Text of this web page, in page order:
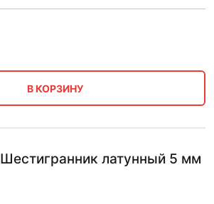
В КОРЗИНУ
Шестигранник латунный 5 мм